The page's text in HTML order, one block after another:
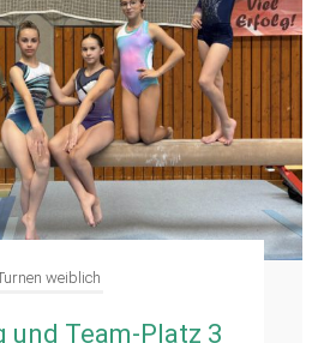
weiblich
und Team-Platz 3